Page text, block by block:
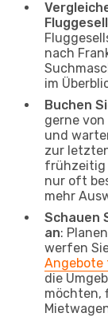
nach
im
Buchen
gerne
und
zur
frühzeitig
nur oft
mehr
Schauen
an:
werfen
Angebote
die
möchten,